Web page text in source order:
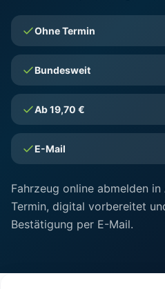
Ohne Termin
Bundesweit
Ab 19,70 €
E-Mail
Fahrzeug online abmelden
Termin, digital vorbereitet
Bestätigung per E-Mail.